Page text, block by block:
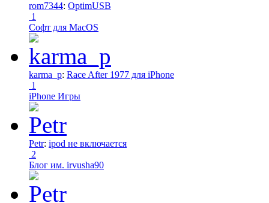
rom7344: OptimUSB
1
Софт для MacOS
karma_p: Race After 1977 для iPhone
1
iPhone Игры
Petr: ipod не включается
2
Блог им. irvusha90